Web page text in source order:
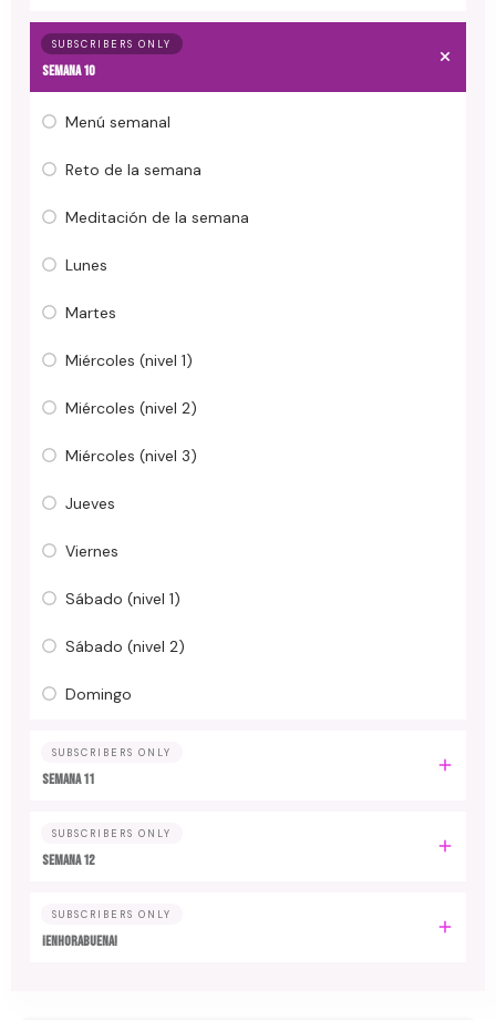
SUBSCRIBERS ONLY
Semana 10
Menú semanal
Reto de la semana
Meditación de la semana
Lunes
Martes
Miércoles (nivel 1)
Miércoles (nivel 2)
Miércoles (nivel 3)
Jueves
Viernes
Sábado (nivel 1)
Sábado (nivel 2)
Domingo
SUBSCRIBERS ONLY
Semana 11
SUBSCRIBERS ONLY
Semana 12
SUBSCRIBERS ONLY
¡Enhorabuena!